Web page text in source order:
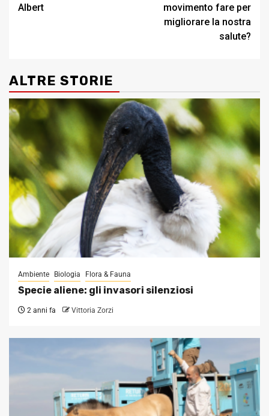
Albert
movimento fare per
migliorare la nostra
salute?
ALTRE STORIE
Ambiente Biologia Flora & Fauna
Specie aliene: gli invasori silenziosi
2 anni fa Vittoria Zorzi